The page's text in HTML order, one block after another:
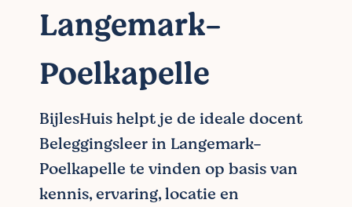
Langemark-
Poelkapelle
BijlesHuis helpt je de ideale docent
Beleggingsleer in Langemark-
Poelkapelle te vinden op basis van
kennis, ervaring, locatie en